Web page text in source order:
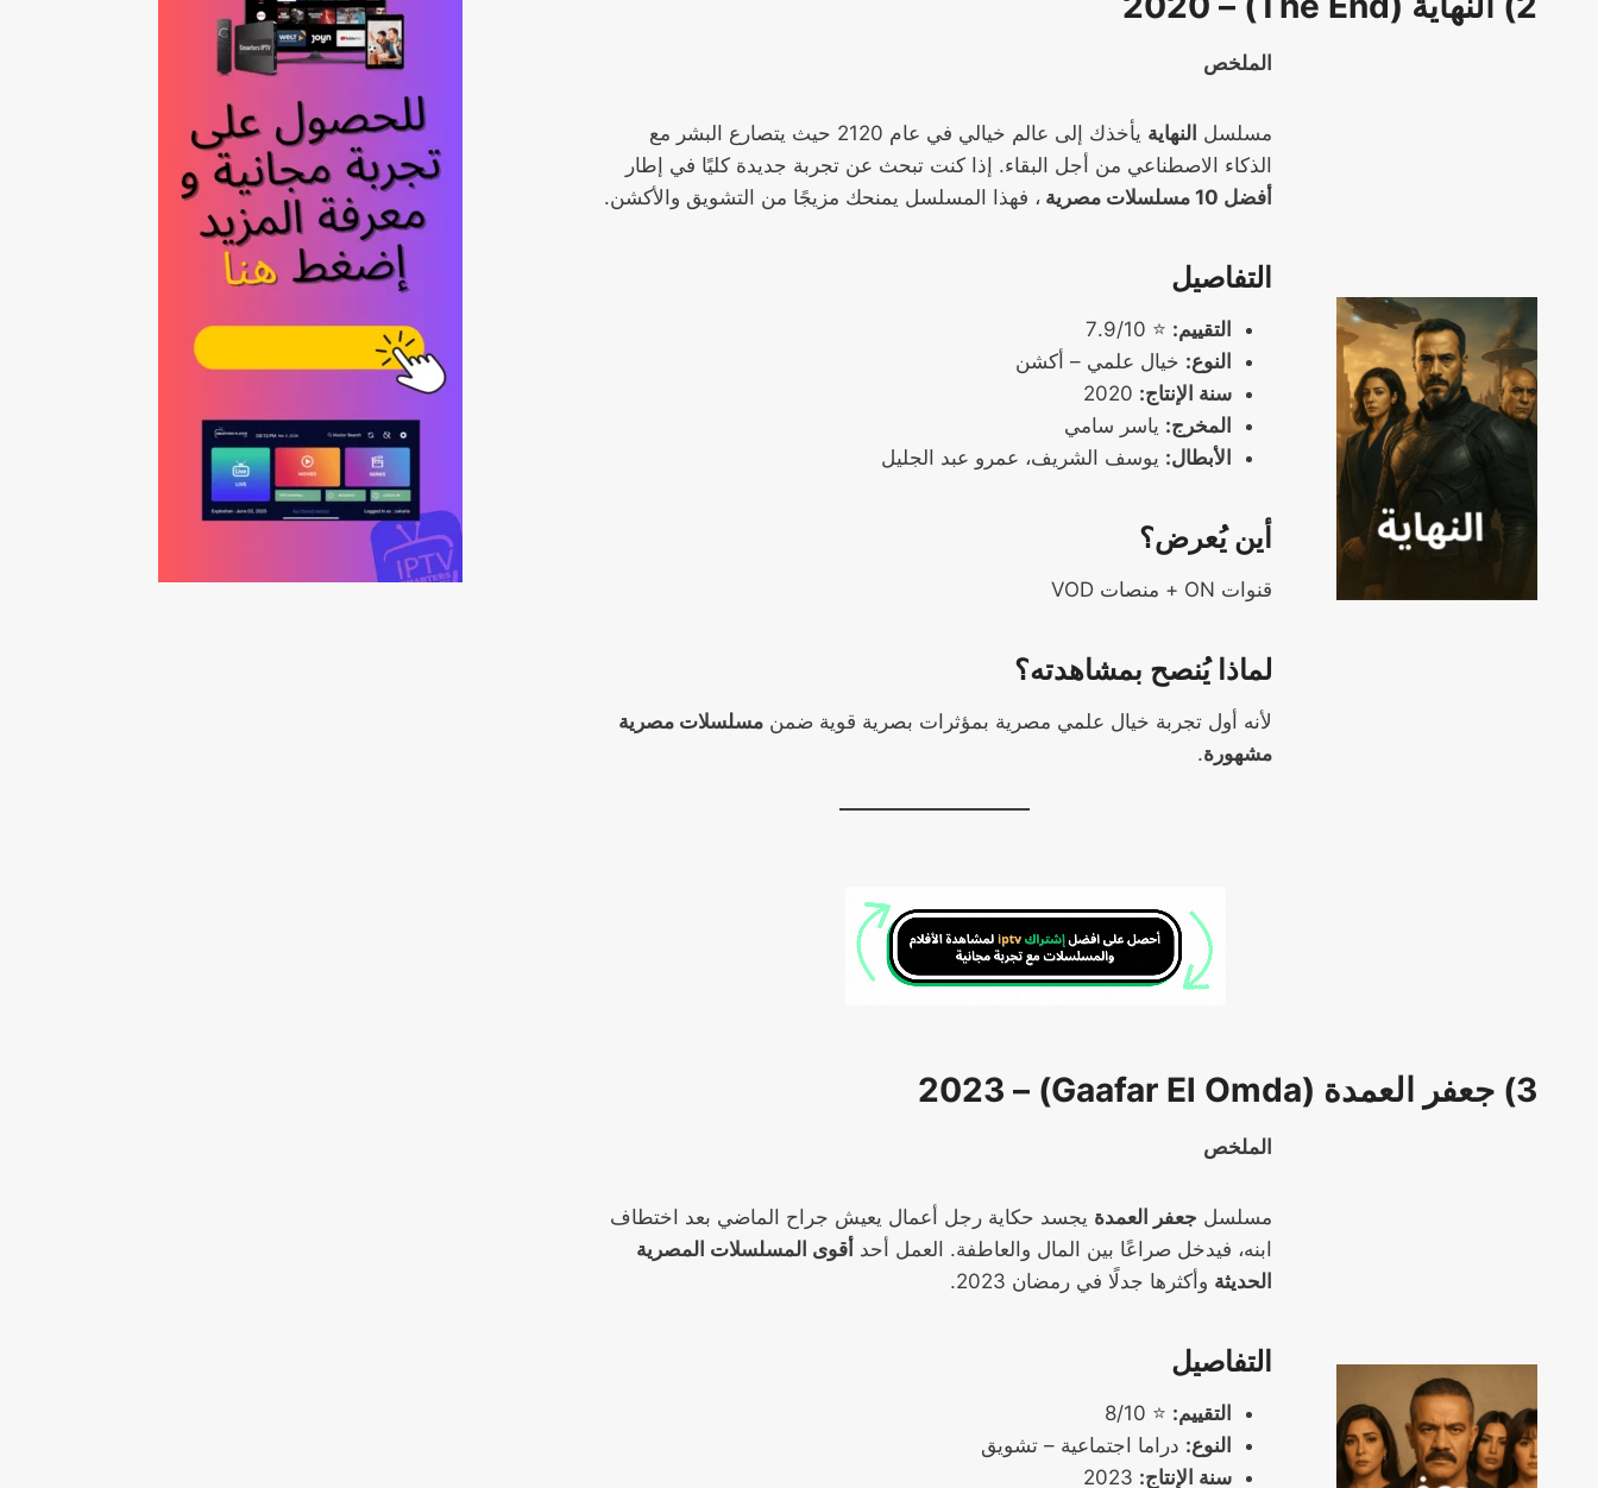
الملخص
مسلسل النهاية
يأخذك إلى عالم خيالي في عام 2120 حيث يتصارع البشر مع
الذكاء الاصطناعي من أجل البقاء. إذا كنت تبحث عن تجربة جديدة كليًا في إطار
أفضل 10 مسلسلات مصرية
، فهذا المسلسل يمنحك مزيجًا من التشويق والأكشن.
التفاصيل
التقييم: ⭐ 7.9/10
النوع: خيال علمي – أكشن
سنة الإنتاج:
المخرج: ياسر سامي
الأبطال: يوسف الشريف، عمرو عبد الجليل
أين يُعرض؟
قنوات ON + منصات VOD
لماذا يُنصح بمشاهدته؟
لأنه أول تجربة خيال علمي مصرية بمؤثرات بصرية قوية ضمن مسلسلات مصرية
مشهورة.
3) جعفر العمدة (Gaafar El Omda) – 2023
الملخص
مسلسل جعفر العمدة يجسد حكاية رجل أعمال يعيش جراح الماضي بعد اختطاف
ابنه، فيدخل صراعًا بين المال والعاطفة. العمل أحد أقوى المسلسلات المصرية
الحديثة وأكثرها جدلًا في رمضان 2023.
التفاصيل
التقييم: ⭐ 8/10
النوع: دراما اجتماعية – تشويق
سنة الإنتاج: